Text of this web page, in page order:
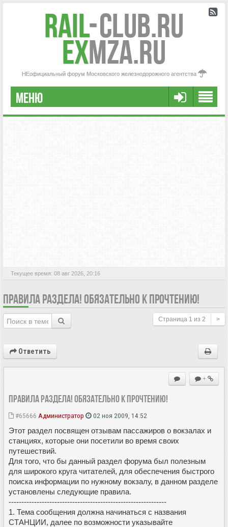
Rail-Club.RU
exMZA.RU
НЕофициальный форум Московского железнодорожного агентства
МЕНЮ
РЕГИСТРАЦИЯ
Текущее время: 08 авг 2026, 20:16
ПРАВИЛА РАЗДЕЛА! ОБЯЗАТЕЛЬНО К ПРОЧТЕНИЮ!
Страница 1 из 2 >
Ответить
+
Правила раздела! Обязательно к прочтению!
#65666 Администратор 02 ноя 2009, 14:52
Этот раздел посвящен отзывам пассажиров о вокзалах и
станциях, которые они посетили во время своих
путешествий.
Для того, что бы данный раздел форума был полезным
для широкого круга читателей, для обеспечения быстрого
поиска информации по нужному вокзалу, в данном разделе
установлены следующие правила.
--------------------------------------------------------------
1. Тема сообщения должна начинаться с названия
СТАНЦИИ, далее по возможности указывайте